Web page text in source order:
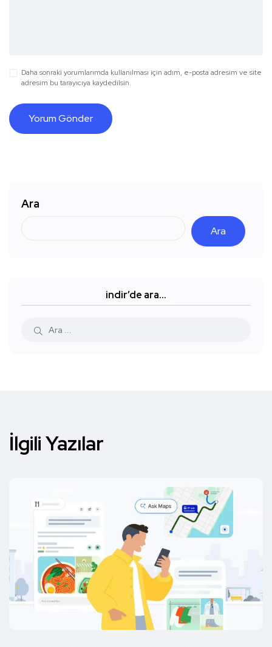
Daha sonraki yorumlarımda kullanılması için adım, e-posta adresim ve site
adresim bu tarayıcıya kaydedilsin.
Ara
Ara
indir’de ara…
İlgili Yazılar